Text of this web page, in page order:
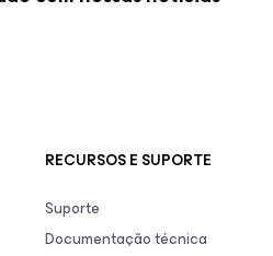
RECURSOS E SUPORTE
Suporte
Documentação técnica